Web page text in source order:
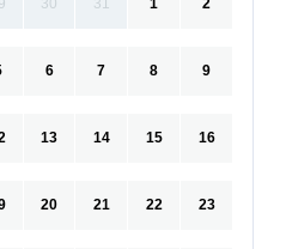
30 31 1 2
6 7 8 9
13 14 15 16
20 21 22 23